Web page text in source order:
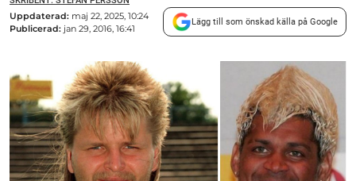
Uppdaterad: maj 22, 2025, 10:24
Publicerad: jan 29, 2016, 16:41
Lägg till som önskad källa på Google